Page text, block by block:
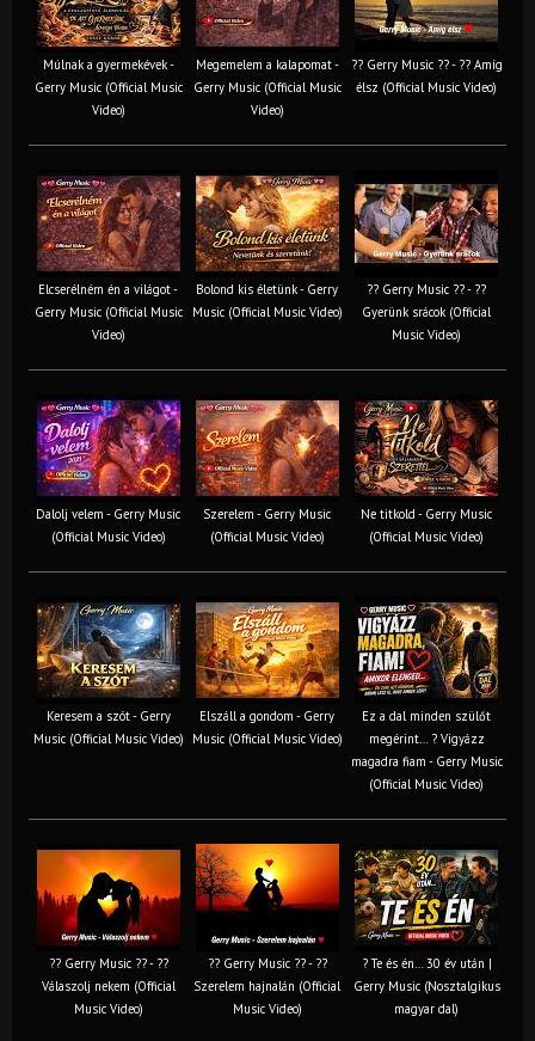
Múlnak a gyermekévek -
Gerry Music (Official Music
Video)
Megemelem a kalapomat -
Gerry Music (Official Music
Video)
?? Gerry Music ?? - ?? Amíg
élsz (Official Music Video)
Elcserélném én a világot -
Gerry Music (Official Music
Video)
Bolond kis életünk - Gerry
Music (Official Music Video)
?? Gerry Music ?? - ??
Gyerünk srácok (Official
Music Video)
Dalolj velem - Gerry Music
(Official Music Video)
Szerelem - Gerry Music
(Official Music Video)
Ne titkold - Gerry Music
(Official Music Video)
Keresem a szót - Gerry
Music (Official Music Video)
Elszáll a gondom - Gerry
Music (Official Music Video)
Ez a dal minden szülőt
megérint… ? Vigyázz
magadra fiam - Gerry Music
(Official Music Video)
?? Gerry Music ?? - ??
Válaszolj nekem (Official
Music Video)
?? Gerry Music ?? - ??
Szerelem hajnalán (Official
Music Video)
? Te és én… 30 év után |
Gerry Music (Nosztalgikus
magyar dal)